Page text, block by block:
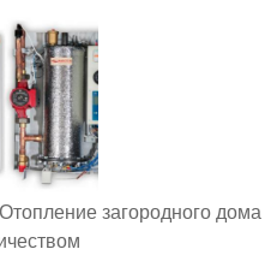
загородного дома